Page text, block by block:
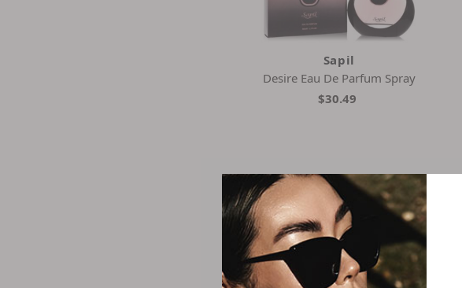
Sapil
Desire Eau De Parfum Spray
$30.49